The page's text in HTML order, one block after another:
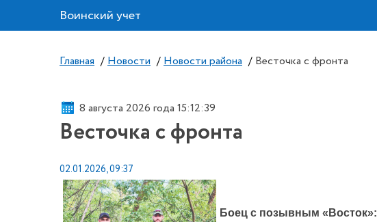
Воинский учет
Главная / Новости / Новости района / Весточка с фронта
8 августа 2026 года 15:12:39
Весточка с фронта
02.01.2026, 09:37
Боец с позывным «Восток»: